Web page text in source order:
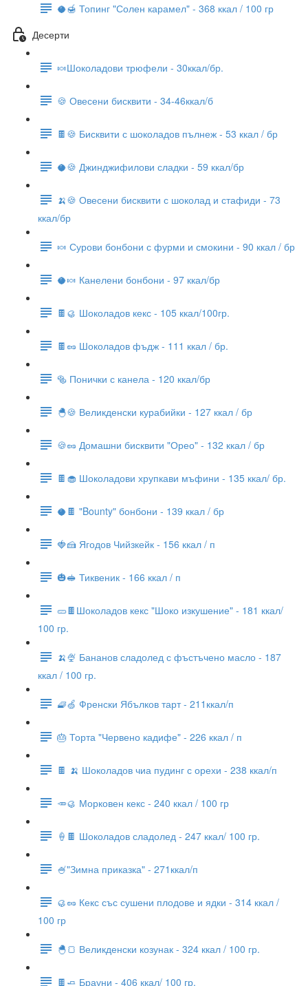
🥥🍯 Топинг "Солен карамел" - 368 ккал / 100 гр
Десерти
🍬Шоколадови трюфели - 30ккал/бр.
🍪 Овесени бисквити - 34-46ккал/б
🍫🍪 Бисквити с шоколадов пълнеж - 53 ккал / бр
🥥🍪 Джинджифилови сладки - 59 ккал/бр
🍌🍪 Овесени бисквити с шоколад и стафиди - 73
ккал/бр
🍬 Сурови бонбони с фурми и смокини - 90 ккал / бр
🥥🍬 Канелени бонбони - 97 ккал/бр
🍫🥮 Шоколадов кекс - 105 ккал/100гр.
🍫🥜 Шоколадов фъдж - 111 ккал / бр.
🥯 Понички с канела - 120 ккал/бр
🐣🍪 Великденски курабийки - 127 ккал / бр
🍪🥜 Домашни бисквити "Орео" - 132 ккал / бр
🍫🧁 Шоколадови хрупкави мъфини - 135 ккал/ бр.
🥥🍫 "Bounty" бонбони - 139 ккал / бр
🍓🍰 Ягодов Чийзкейк - 156 ккал / п
🎃🥪 Тиквеник - 166 ккал / п
🥒🍫Шоколадов кекс "Шоко изкушение" - 181 ккал/
100 гр.
🍌🍨 Бананов сладолед с фъстъчено масло - 187
ккал / 100 гр.
🧇🍏 Френски Ябълков тарт - 211ккал/п
🎂 Торта "Червено кадифе" - 226 ккал / п
🍫 🍌 Шоколадов чиа пудинг с орехи - 238 ккал/п
🥕🥮 Морковен кекс - 240 ккал / 100 гр
🍦🍫 Шоколадов сладолед - 247 ккал/ 100 гр.
🍧"Зимна приказка" - 271ккал/п
🥮🥜 Кекс със сушени плодове и ядки - 314 ккал /
100 гр
🐣🍞 Великденски козунак - 324 ккал / 100 гр.
🍫🧈 Брауни - 406 ккал/ 100 гр.